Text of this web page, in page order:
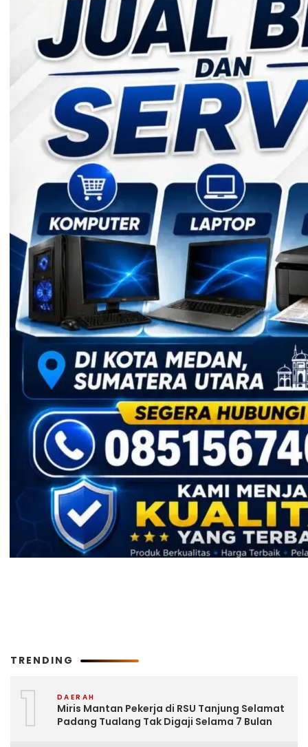
TRENDING
1 DAERAH
Miris Mantan Pekerja di RSU Tanjung Selamat
Padang Tualang Tak Digaji Selama 7 Bulan